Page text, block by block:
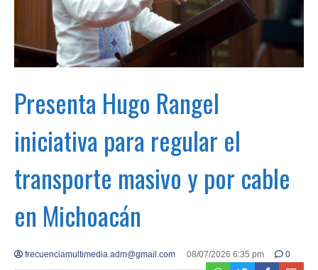
Presenta Hugo Rangel
iniciativa para regular el
transporte masivo y por cable
en Michoacán
frecuenciamultimedia.adm@gmail.com 08/07/2026 6:35 pm 0